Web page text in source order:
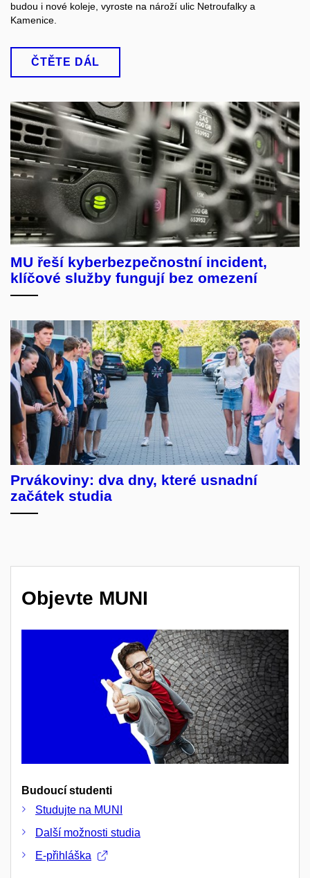
budou i nové koleje, vyroste na nároží ulic Netroufalky a
Kamenice.
ČTĚTE DÁL
MU řeší kyberbezpečnostní incident,
klíčové služby fungují bez omezení
Prvákoviny: dva dny, které usnadní
začátek studia
Objevte MUNI
Budoucí studenti
Studujte na MUNI
Další možnosti studia
E-přihláška